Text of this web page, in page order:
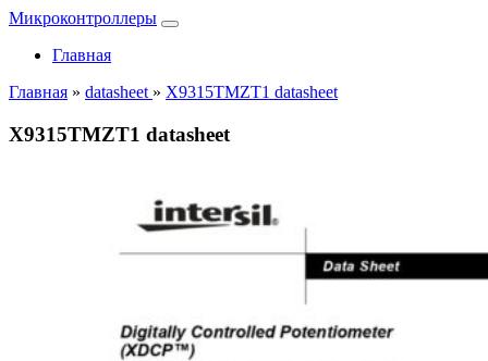
Микроконтроллеры
Главная
Главная » datasheet » X9315TMZT1 datasheet
X9315TMZT1 datasheet